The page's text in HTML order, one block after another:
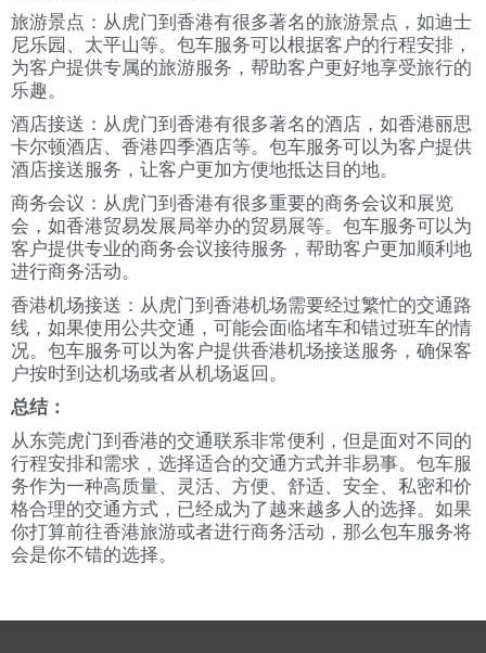
旅游景点：从虎门到香港有很多著名的旅游景点，如迪士
尼乐园、太平山等。包车服务可以根据客户的行程安排，
为客户提供专属的旅游服务，帮助客户更好地享受旅行的
乐趣。
酒店接送：从虎门到香港有很多著名的酒店，如香港丽思
卡尔顿酒店、香港四季酒店等。包车服务可以为客户提供
酒店接送服务，让客户更加方便地抵达目的地。
商务会议：从虎门到香港有很多重要的商务会议和展览
会，如香港贸易发展局举办的贸易展等。包车服务可以为
客户提供专业的商务会议接待服务，帮助客户更加顺利地
进行商务活动。
香港机场接送：从虎门到香港机场需要经过繁忙的交通路
线，如果使用公共交通，可能会面临堵车和错过班车的情
况。包车服务可以为客户提供香港机场接送服务，确保客
户按时到达机场或者从机场返回。
总结：
从东莞虎门到香港的交通联系非常便利，但是面对不同的
行程安排和需求，选择适合的交通方式并非易事。包车服
务作为一种高质量、灵活、方便、舒适、安全、私密和价
格合理的交通方式，已经成为了越来越多人的选择。如果
你打算前往香港旅游或者进行商务活动，那么包车服务将
会是你不错的选择。